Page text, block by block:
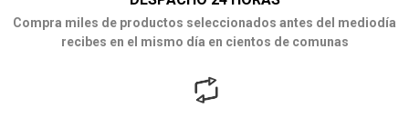
Compra miles de productos seleccionados antes del mediodía
recibes en el mismo día en cientos de comunas